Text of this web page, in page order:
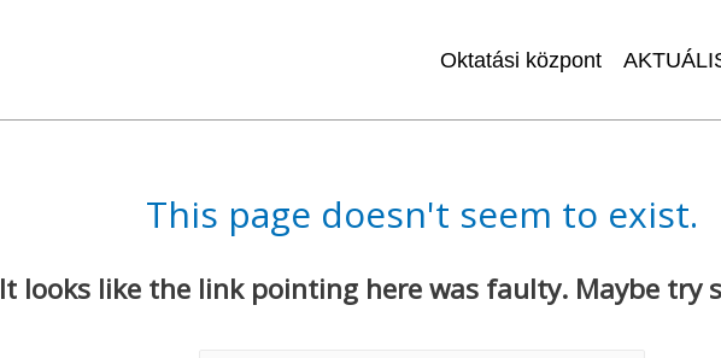
Oktatási központ
This page doesn't seem to exist.
It looks like the link pointing here was faulty. Maybe try